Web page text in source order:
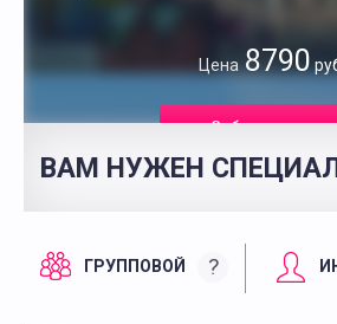
Цена 8790
Забронировать
ВАМ НУЖЕН
ГРУППОВОЙ ?